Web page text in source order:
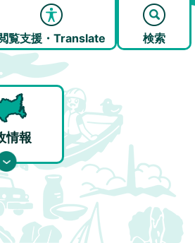
覧支援・Translate 検索
情報